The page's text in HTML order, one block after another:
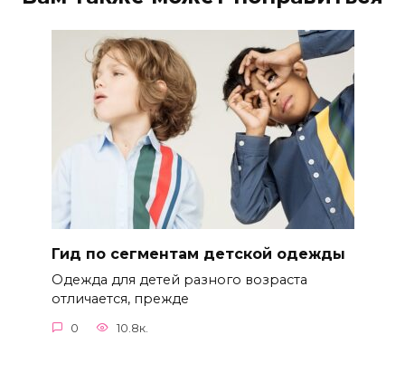
Гид по сегментам детской одежды
Одежда для детей разного возраста
отличается, прежде
0 10.8к.